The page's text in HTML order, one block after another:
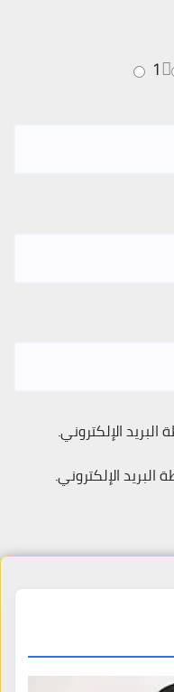
1
الإلكتروني.
الإلكتروني.